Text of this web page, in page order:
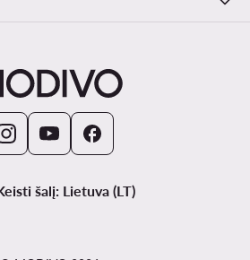
šalį: Lietuva (LT)